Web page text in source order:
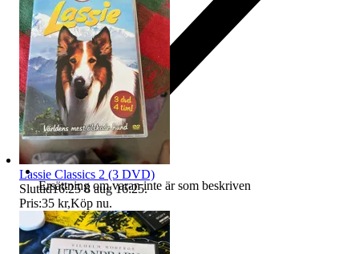
Ersättning om varan inte är som beskriven
Lassie Classics 2 (3 DVD)
Sluttid16:25 8 aug 16:25.
Pris:35 kr,Köp nu.